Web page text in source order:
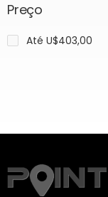
Preço
Até U$403,00